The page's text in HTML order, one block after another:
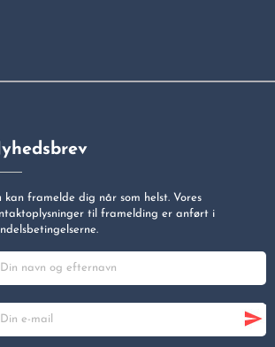
kan framelde dig når som helst. Vores
til framelding er anført i